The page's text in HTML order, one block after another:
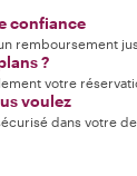
confiance
remboursement
?
votre
voulez
dans votre